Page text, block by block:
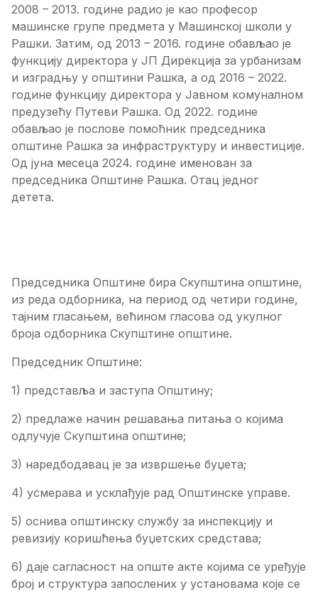
2008 – 2013. године радио је као професор
машинске групе предмета у Машинској школи у
Рашки. Затим, од 2013 – 2016. године обављао је
функцију директора у ЈП Дирекција за урбанизам
и изградњу у општини Рашка, а од 2016 – 2022.
године функцију директора у Јавном комуналном
предузећу Путеви Рашка. Од 2022. године
обављао је послове помоћник председника
општине Рашка за инфраструктуру и инвестиције.
Од јуна месеца 2024. године именован за
председника Општине Рашка. Отац једног
детета.
Председника Општине бира Скупштина општине,
из реда одборника, на период од четири године,
тајним гласањем, већином гласова од укупног
броја одборника Скупштине општине.
Председник Општине:
1) представља и заступа Општину;
2) предлаже начин решавања питања о којима
одлучује Скупштина општине;
3) наредбодавац је за извршење буџета;
4) усмерава и усклађује рад Општинске управе.
5) оснива општинску службу за инспекцију и
ревизију коришћења буџетских средстава;
6) даје сагласност на опште акте којима се уређује
број и структура запослених у установама које се